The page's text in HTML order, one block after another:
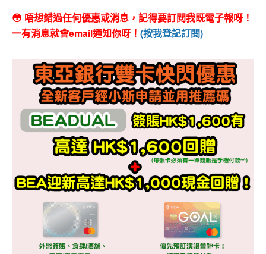
😳 唔想錯過任何優惠或消息，記得要訂閱我既電子報呀！
一有消息就會email通知你呀！ (按我登記訂閱)